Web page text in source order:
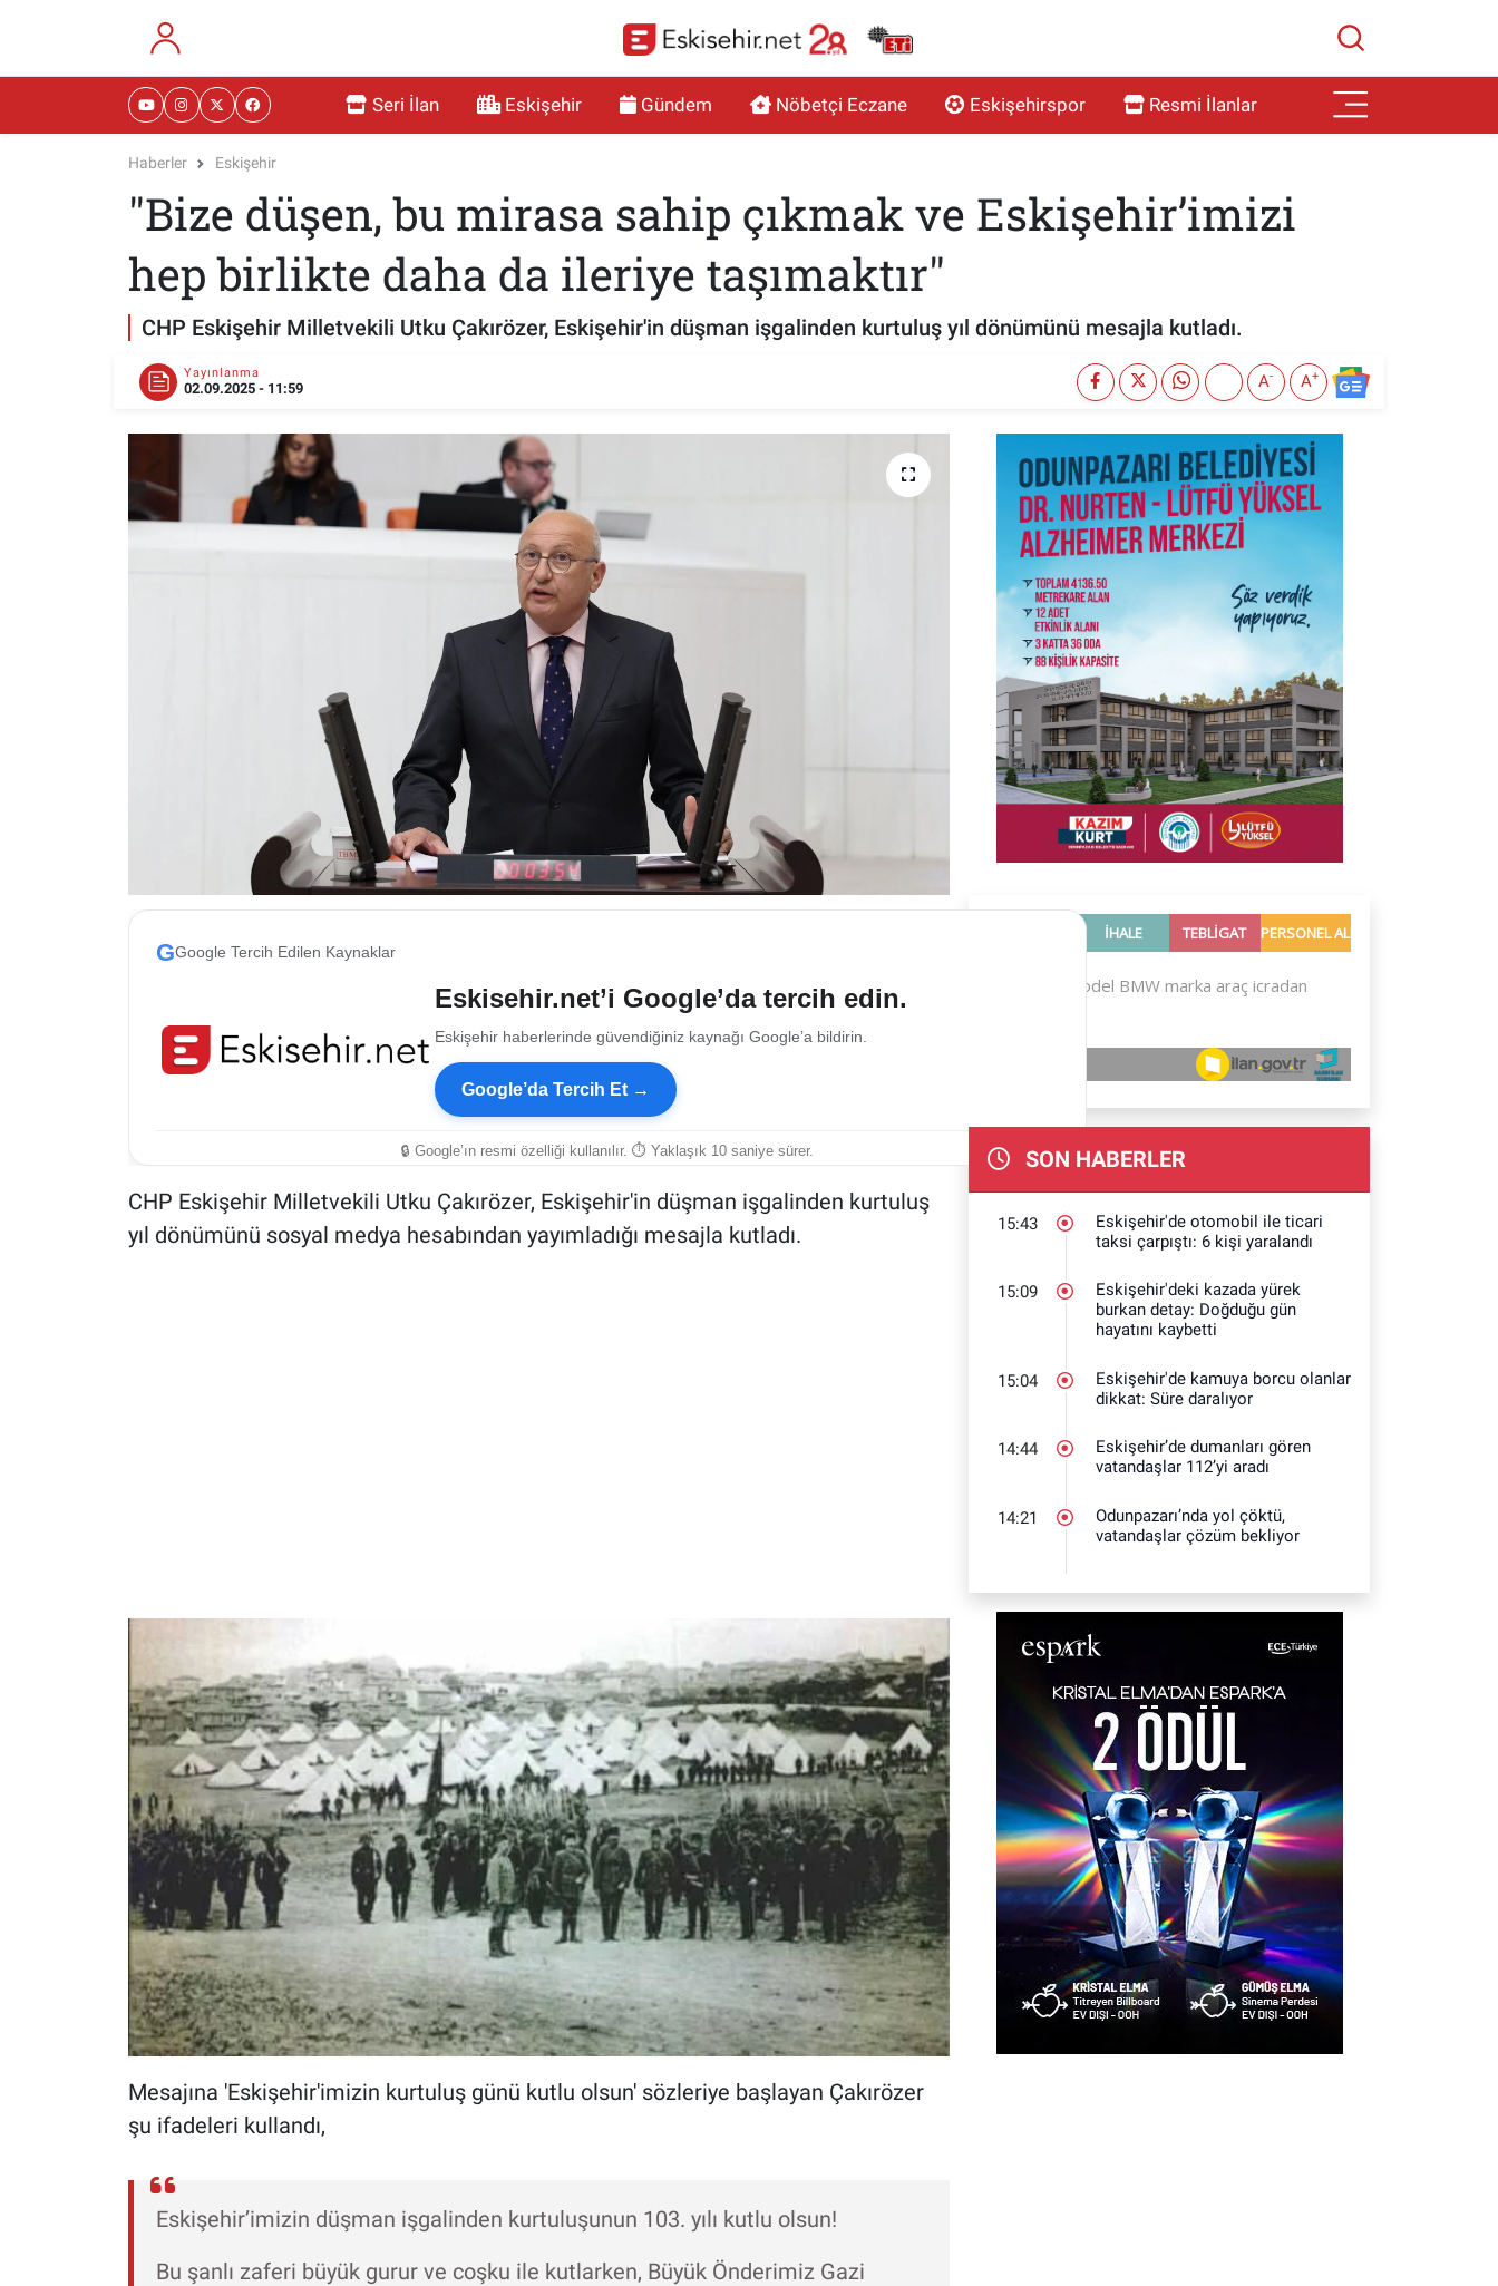
Seri İlan Eskişehir Gündem Nöbetçi Eczane Eskişehirspor Resmi İlanlar
Haberler Eskişehir
"Bize düşen, bu mirasa sahip çıkmak ve Eskişehir’imizi
hep birlikte daha da ileriye taşımaktır"
CHP Eskişehir Milletvekili Utku Çakırözer, Eskişehir'in düşman işgalinden kurtuluş yıl dönümünü mesajla kutladı.
Yayınlanma
02.09.2025 - 11:59 A- A+
GGoogle Tercih Edilen Kaynaklar
Eskisehir.net’i Google’da tercih edin.
Eskişehir haberlerinde güvendiğiniz kaynağı Google’a bildirin.
Google’da Tercih Et →
🔒 Google’ın resmi özelliği kullanılır. ⏱ Yaklaşık 10 saniye sürer.
CHP Eskişehir Milletvekili Utku Çakırözer, Eskişehir'in düşman işgalinden kurtuluş
yıl dönümünü sosyal medya hesabından yayımladığı mesajla kutladı.
Mesajına 'Eskişehir'imizin kurtuluş günü kutlu olsun' sözleriye başlayan Çakırözer
şu ifadeleri kullandı,
Eskişehir’imizin düşman işgalinden kurtuluşunun 103. yılı kutlu olsun!
Bu şanlı zaferi büyük gurur ve coşku ile kutlarken, Büyük Önderimiz Gazi
SON HABERLER
15:43
Eskişehir'de otomobil ile ticari
taksi çarpıştı: 6 kişi yaralandı
15:09
Eskişehir'deki kazada yürek
burkan detay: Doğduğu gün
hayatını kaybetti
15:04
Eskişehir'de kamuya borcu olanlar
dikkat: Süre daralıyor
14:44
Eskişehir’de dumanları gören
vatandaşlar 112’yi aradı
14:21
Odunpazarı’nda yol çöktü,
vatandaşlar çözüm bekliyor
RESMİ İLANLAR
MAGAZİN
Eskişehir Nöbetçi Eczaneler
Eskişehir Namaz Vakitleri
Eskişehir Trafik Yoğunluk Haritası
Süper Lig Puan Durumu ve Fikstür
Tüm Manşetler
Haber Arşivi